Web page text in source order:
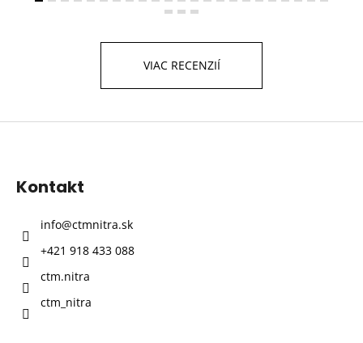
VIAC RECENZIÍ
Z
Kontakt
info@ctmnitra.sk
+421 918 433 088
ctm.nitra
ctm_nitra